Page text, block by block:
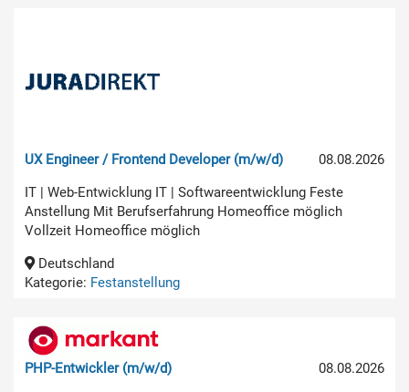
08.08.2026
UX Engineer / Frontend Developer (m/w/d)
IT | Web-Entwicklung IT | Softwareentwicklung Feste
Anstellung Mit Berufserfahrung Homeoffice möglich
Vollzeit Homeoffice möglich
Deutschland
Kategorie: Festanstellung
08.08.2026
PHP-Entwickler (m/w/d)